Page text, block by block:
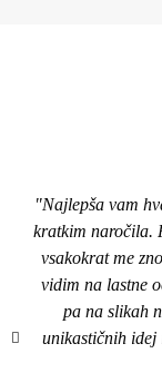
"Najlepša vam
kratkim naročila.
vsakokrat me
vidim na lastne
pa na slikah
unikastičnih idej